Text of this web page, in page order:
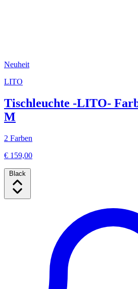
Neuheit
LITO
Tischleuchte -LITO-
M
2 Farben
€ 159,00
Black